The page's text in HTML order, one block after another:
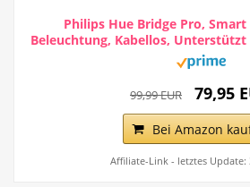
Philips Hue Bridge Pro,
Beleuchtung, Kabellos, Unterstützt
99,99 EUR 79,95
Bei Amazon
Affiliate-Link - letztes Update: